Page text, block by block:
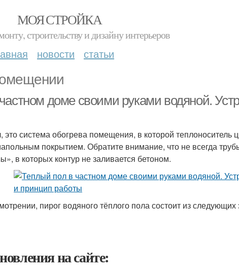
МОЯ СТРОЙКА
строительству и дизайну интерьеров
новости статьи
доме своими руками водяной.
система обогрева помещения, в которой теплоноситель
покрытием. Обратите внимание, что не всегда
в которых контур не заливается бетоном.
пирог водяного тёплого пола состоит из следующих
на сайте: